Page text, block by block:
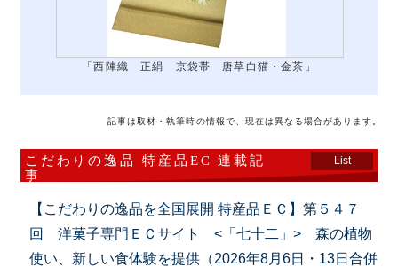
「西陣織 正絹 京袋帯 唐草白猫・金茶」
記事は取材・執筆時の情報で、現在は異なる場合があります。
こだわりの逸品 特産品EC 連載記
事
List
【こだわりの逸品を全国展開 特産品ＥＣ】第５４７
回 洋菓子専門ＥＣサイト <「七十二」> 森の植物
使い、新しい食体験を提供（2026年8月6日・13日合併